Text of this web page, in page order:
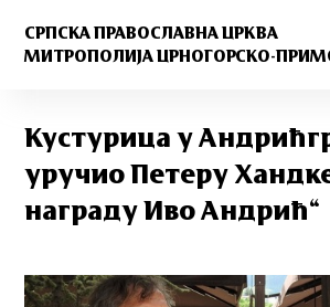
СРПСКА ПРАВОСЛАВНА ЦРКВА
МИТРОПОЛИЈА ЦРНОГОРСКО-
Кустурица у
уручио Петеру
награду Иво Андрић“